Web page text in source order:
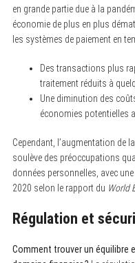
en grande partie due à la
économie de plus en plus
les systèmes de paiement en
Des transactions plus
traitement réduits à
Une diminution des
économies potentielles
Cependant, l’augmentation de
soulève des préoccupations
données personnelles, avec
2020 selon le rapport du World
Régulation et
Comment trouver un équilibre